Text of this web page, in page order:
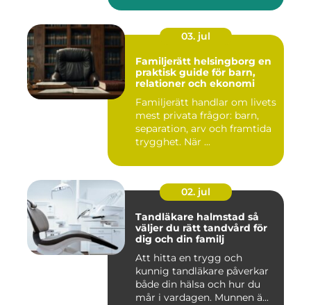
03. jul
Familjerätt helsingborg en
praktisk guide för barn,
relationer och ekonomi
Familjerätt handlar om livets
mest privata frågor: barn,
separation, arv och framtida
trygghet. När ...
02. jul
Tandläkare halmstad så
väljer du rätt tandvård för
dig och din familj
Att hitta en trygg och
kunnig tandläkare påverkar
både din hälsa och hur du
mår i vardagen. Munnen ä...